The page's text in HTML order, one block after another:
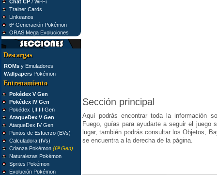
Chat CP / Wi-Fi
Trainer Cards
Linkeanos
6ª Generación Pokémon
ORAS Mega Evoluciones
Descargas
ROMs y Emuladores
Wallpapers Pokémon
Entrenamiento
Pokédex V Gen
Pokédex IV Gen
Pokédex I,II,III Gen
AtaqueDex V Gen
AtaqueDex IV Gen
Puntos de Esfuerzo (EVs)
Calculadora (IVs)
Crianza Pokémon (6ª Gen)
Naturalezas Pokémon
Sprites Pokémon
Evolución Pokémon
Sección principal
Aquí podrás encontrar toda la información
Fuego, guías para ayudarte a seguir el juego
lugar, también podrás consultar los Objetos,
se encuentra a la derecha de la página.